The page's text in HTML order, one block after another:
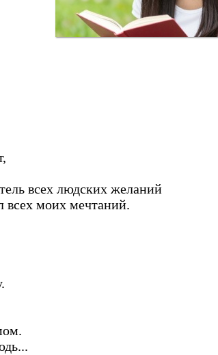
всех людских желаний
моих мечтаний.